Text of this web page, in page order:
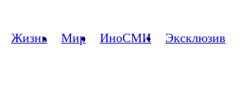
Жизнь Мир ИноСМИ Эксклюзив